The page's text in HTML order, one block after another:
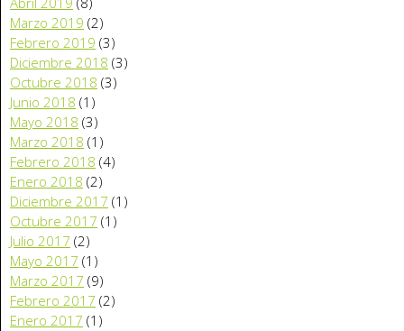
Marzo 2019 (2)
Febrero 2019 (3)
Diciembre 2018 (3)
Octubre 2018 (3)
Junio 2018 (1)
Mayo 2018 (3)
Marzo 2018 (1)
Febrero 2018 (4)
Enero 2018 (2)
Diciembre 2017 (1)
Octubre 2017 (1)
Julio 2017 (2)
Mayo 2017 (1)
Marzo 2017 (9)
Febrero 2017 (2)
Enero 2017 (1)